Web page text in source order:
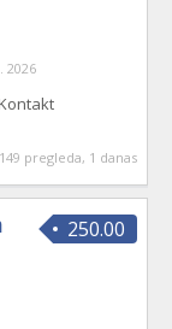
2026
149 pregleda, 1 danas
250.00